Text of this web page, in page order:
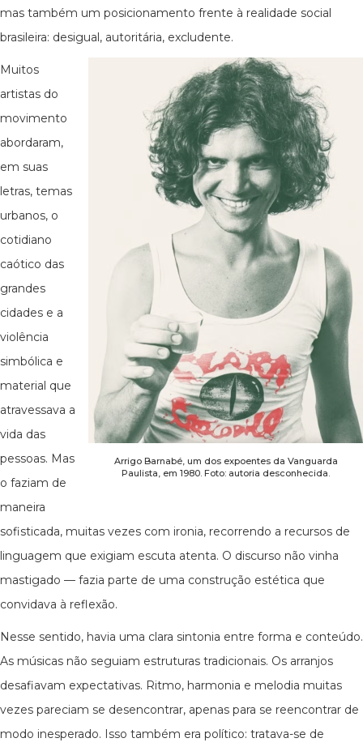
mas também um posicionamento frente à realidade social
brasileira: desigual, autoritária, excludente.
Arrigo Barnabé, um dos expoentes da Vanguarda
Paulista, em 1980. Foto: autoria desconhecida.
Muitos
artistas do
movimento
abordaram,
em suas
letras, temas
urbanos, o
cotidiano
caótico das
grandes
cidades e a
violência
simbólica e
material que
atravessava a
vida das
pessoas. Mas
o faziam de
maneira
sofisticada, muitas vezes com ironia, recorrendo a recursos de
linguagem que exigiam escuta atenta. O discurso não vinha
mastigado — fazia parte de uma construção estética que
convidava à reflexão.
Nesse sentido, havia uma clara sintonia entre forma e conteúdo.
As músicas não seguiam estruturas tradicionais. Os arranjos
desafiavam expectativas. Ritmo, harmonia e melodia muitas
vezes pareciam se desencontrar, apenas para se reencontrar de
modo inesperado. Isso também era político: tratava-se de